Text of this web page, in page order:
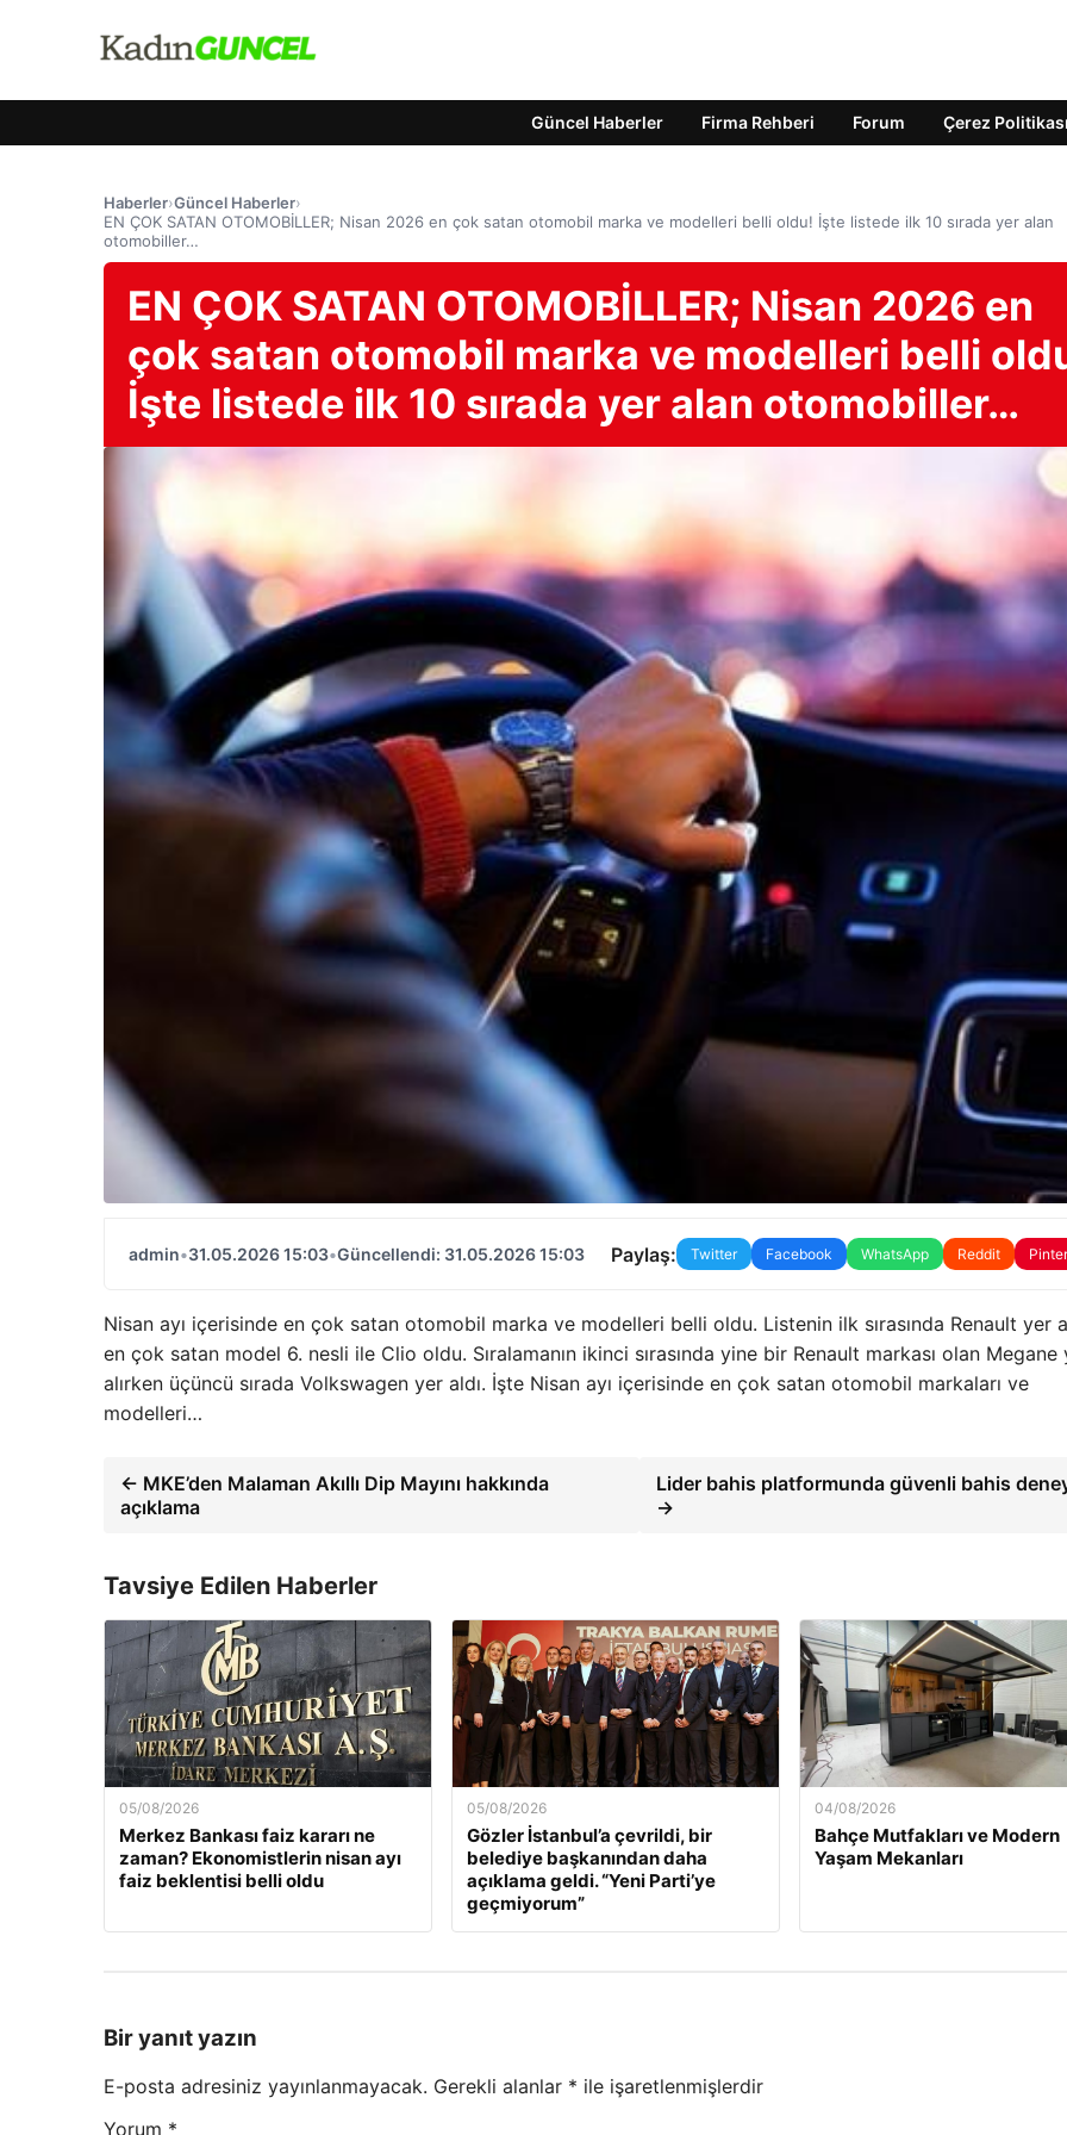
Güncel Haberler Firma Rehberi Forum Çerez Politikası
Haberler›Güncel Haberler›
EN ÇOK SATAN OTOMOBİLLER; Nisan 2026 en çok satan otomobil marka ve modelleri belli oldu! İşte listede ilk 10 sırada yer alan
otomobiller…
EN ÇOK SATAN OTOMOBİLLER; Nisan 2026 en
çok satan otomobil marka ve modelleri belli
İşte listede ilk 10 sırada yer alan otomobiller…
admin•31.05.2026 15:03•Güncellendi: 31.05.2026 15:03 Paylaş: Twitter Facebook WhatsApp Reddit
Nisan ayı içerisinde en çok satan otomobil marka ve modelleri belli oldu. Listenin ilk sırasında Renault yer
en çok satan model 6. nesli ile Clio oldu. Sıralamanın ikinci sırasında yine bir Renault markası olan Megane
alırken üçüncü sırada Volkswagen yer aldı. İşte Nisan ayı içerisinde en çok satan otomobil markaları ve
modelleri…
← MKE’den Malaman Akıllı Dip Mayını hakkında
açıklama
Lider bahis platformunda güvenli bahis
→
Tavsiye Edilen Haberler
05/08/2026
Merkez Bankası faiz kararı ne
zaman? Ekonomistlerin nisan ayı
faiz beklentisi belli oldu
05/08/2026
Gözler İstanbul’a çevrildi, bir
belediye başkanından daha
açıklama geldi. “Yeni Parti’ye
geçmiyorum”
04/08/2026
Bahçe Mutfakları ve Modern
Yaşam Mekanları
Bir yanıt yazın
E-posta adresiniz yayınlanmayacak. Gerekli alanlar * ile işaretlenmişlerdir
Yorum *